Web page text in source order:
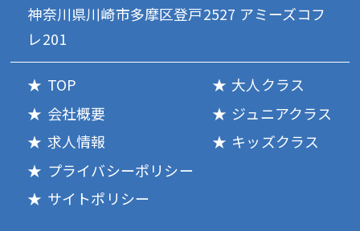
神奈川県川崎市多摩区登戸2527 アミーズコフ
レ201
TOP
会社概要
求人情報
大人クラス
ジュニアクラス
キッズクラス
プライバシーポリシー
サイトポリシー